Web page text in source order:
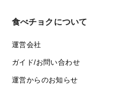
食べチョクについて
運営会社
ガイド/お問い合わせ
運営からのお知らせ